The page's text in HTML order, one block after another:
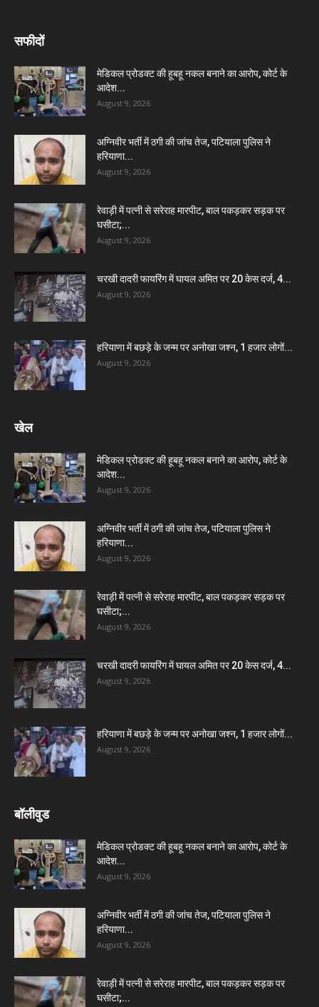
सफीदों
मेडिकल प्रोडक्ट की हूबहू नकल बनाने का आरोप, कोर्ट के
आदेश...
August 9, 2026
अग्निवीर भर्ती में ठगी की जांच तेज, पटियाला पुलिस ने
हरियाणा...
August 9, 2026
रेवाड़ी में पत्नी से सरेराह मारपीट, बाल पकड़कर सड़क पर
घसीटा;...
August 9, 2026
चरखी दादरी फायरिंग में घायल अमित पर 20 केस दर्ज, 4...
August 9, 2026
हरियाणा में बछड़े के जन्म पर अनोखा जश्न, 1 हजार लोगों...
August 9, 2026
खेल
मेडिकल प्रोडक्ट की हूबहू नकल बनाने का आरोप, कोर्ट के
आदेश...
August 9, 2026
अग्निवीर भर्ती में ठगी की जांच तेज, पटियाला पुलिस ने
हरियाणा...
August 9, 2026
रेवाड़ी में पत्नी से सरेराह मारपीट, बाल पकड़कर सड़क पर
घसीटा;...
August 9, 2026
चरखी दादरी फायरिंग में घायल अमित पर 20 केस दर्ज, 4...
August 9, 2026
हरियाणा में बछड़े के जन्म पर अनोखा जश्न, 1 हजार लोगों...
August 9, 2026
बॉलीवुड
मेडिकल प्रोडक्ट की हूबहू नकल बनाने का आरोप, कोर्ट के
आदेश...
August 9, 2026
अग्निवीर भर्ती में ठगी की जांच तेज, पटियाला पुलिस ने
हरियाणा...
August 9, 2026
रेवाड़ी में पत्नी से सरेराह मारपीट, बाल पकड़कर सड़क पर
घसीटा;...